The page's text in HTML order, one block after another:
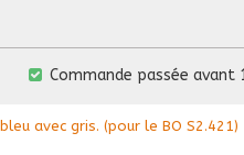
Commande passée avant
avec gris. (pour le BO S2.421)